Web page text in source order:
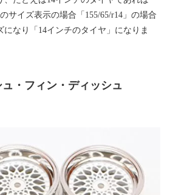
サイズ表示の場合「155/65/r14」の場合
になり「14インチのタイヤ」になりま
・フィン・ディッシュ